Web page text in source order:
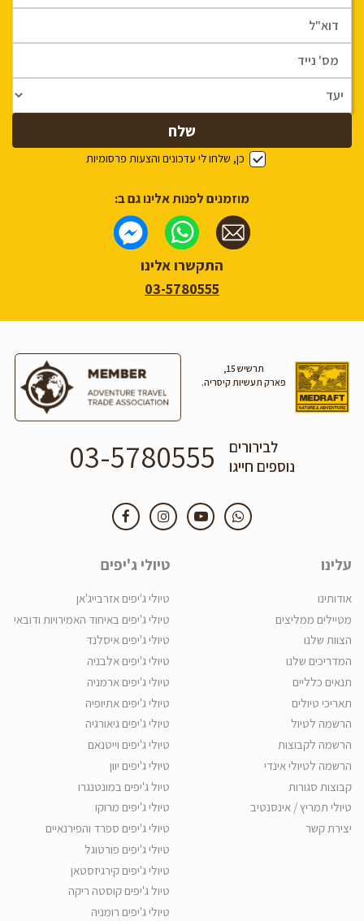
כן, שלחו לי עדכונים והצעות פרסומיות
מוזמנים לפנות אלינו גם ב:
התקשרו אלינו
03-5780555
תרשיש 15,
פארק תעשיות קיסריה.
לבירורים
נוספים חייגו
03-5780555
עלינו
אודותינו
מטיילים ממליצים
הצוות שלנו
המדריכים שלנו
תנאים כלליים
תאריכי טיולים
הרשמה לטיול
הרשמה לקבוצות
הרשמה לטיולי אינדי
קבוצות סגורות
טיולי תמריץ / אינסנטיב
יצירת קשר
טיולי ג'יפים
טיולי ג'יפים אזרבייג'אן
טיולי ג'יפים באיחוד האמירויות ודובאי
טיולי ג'יפים איסלנד
טיולי ג'יפים אלבניה
טיולי ג'יפים ארמניה
טיולי ג'יפים אתיופיה
טיולי ג'יפים גיאורגיה
טיולי ג'יפים וייטנאם
טיולי ג'יפים יוון
טיול ג'יפים במונטנגרו
טיולי ג'יפים מרוקו
טיולי ג'יפים ספרד והפירנאיים
טיולי ג'יפים פורטוגל
טיולי ג'יפים קירגיזסטאן
טיול ג'יפים קוסטה ריקה
טיולי ג'יפים רומניה